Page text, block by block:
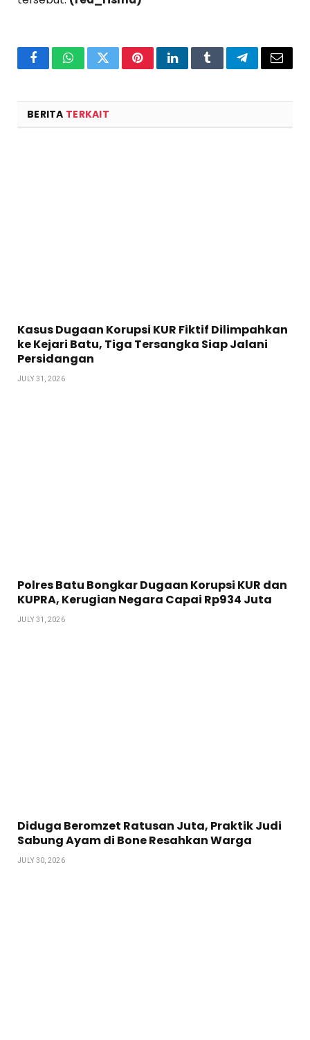
FacebookWhatsAppTwitterPinterestLinkedInTumblrTelegramEmail
BERITA TERKAIT
Kasus Dugaan Korupsi KUR Fiktif Dilimpahkan
ke Kejari Batu, Tiga Tersangka Siap Jalani
Persidangan
JULY 31, 2026
Polres Batu Bongkar Dugaan Korupsi KUR dan
KUPRA, Kerugian Negara Capai Rp934 Juta
JULY 31, 2026
Diduga Beromzet Ratusan Juta, Praktik Judi
Sabung Ayam di Bone Resahkan Warga
JULY 30, 2026